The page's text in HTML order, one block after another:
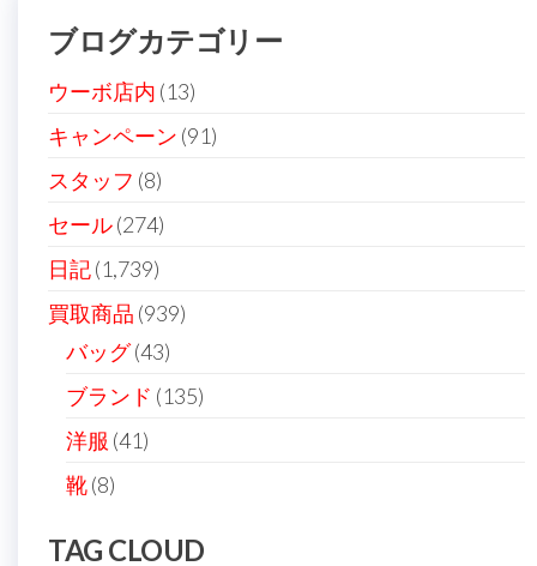
シ
ョ
ン
ブログカテゴリー
ウーボ店内 (13)
キャンペーン (91)
スタッフ (8)
セール(274)
日記(1,739)
買取商品 (939)
バッグ(43)
ブランド (135)
洋服 (41)
靴(8)
TAG CLOUD